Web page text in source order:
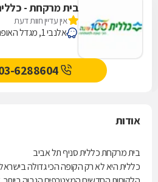
בית מרקחת -
אין עדיין חוות דעת
אלנבי 1, מגדל האופרה תל אביב
6288604
אודות
בית מרקחת כללית סניף תל אביב
כללית היא לא רק הקופה הכי גדולה